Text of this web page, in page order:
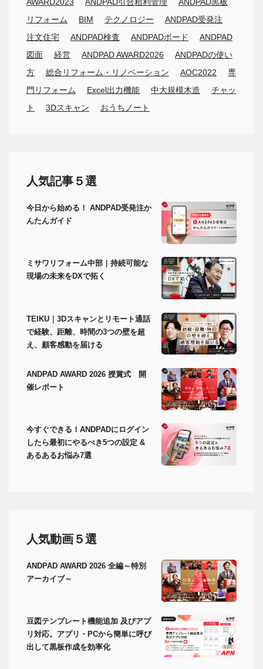
リフォーム
BIM テクノロジー
ANDPAD受発注
注文住宅
ANDPAD検査 ANDPADボード
ANDPAD
図面
経営 ANDPAD AWARD2026
ANDPADの使い
方
総合リフォーム・リノベーション AOC2022
専
門リフォーム
Excel出力機能 中大規模木造
チャッ
ト
3Dスキャン おうちノート
人気記事５選
今日から始める！ ANDPAD受発注か
んたんガイド
ミサワリフォーム中部｜持続可能な
現場の未来をDXで拓く
TEIKU｜3Dスキャンとリモート通話
で経験、距離、時間の3つの壁を超
え、顧客感動を届ける
ANDPAD AWARD 2026 授賞式 開
催レポート
今すぐできる！ANDPADにログイン
したら最初にやるべき5つの設定 &
あるあるお悩み7選
人気動画５選
ANDPAD AWARD 2026 全編～特別
アーカイブ～
豆図テンプレート機能追加 及びアプ
リ対応。アプリ・PCから簡単に呼び
出して黒板作成を効率化